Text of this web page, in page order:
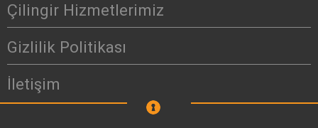
Çilingir Hizmetlerimiz
Gizlilik Politikası
İletişim